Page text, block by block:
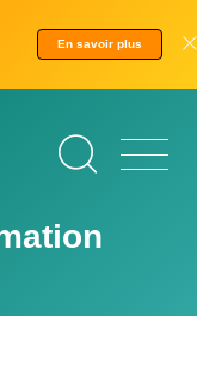
tremplin.
En savoir plus